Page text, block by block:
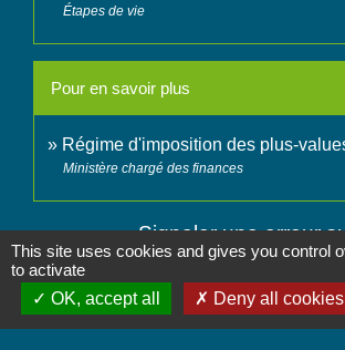
Étapes de vie
Pour en savoir plus
Régime d'imposition des plus-
Ministère chargé des finances
Signaler une erreur
This site uses cookies and gives you control
to activate
OK, accept all
Deny all cookies